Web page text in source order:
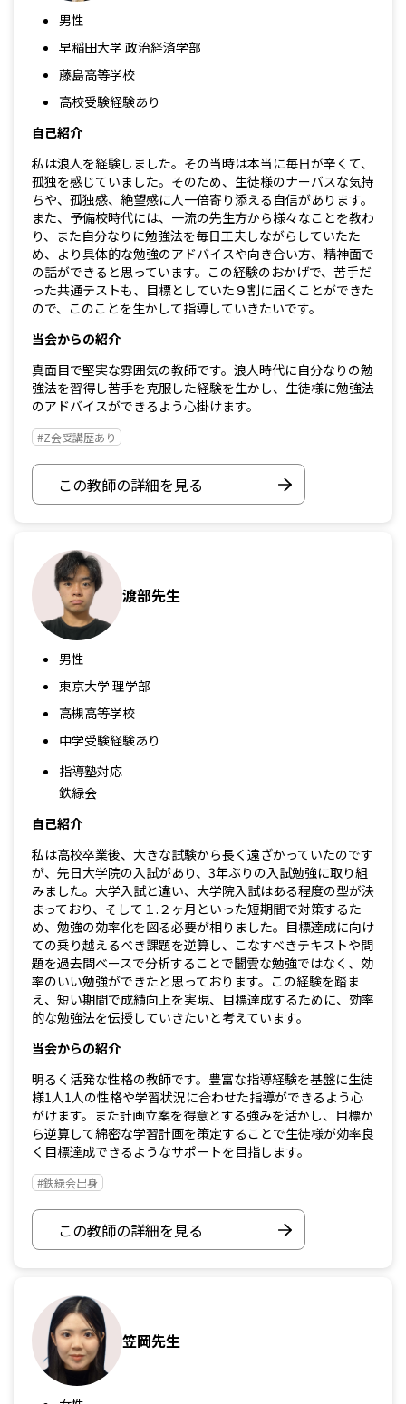
男性
早稲田大学 政治経済学部
藤島高等学校
高校受験経験あり
自己紹介
私は浪人を経験しました。その当時は本当に毎日が辛くて、
孤独を感じていました。そのため、生徒様のナーバスな気持
ちや、孤独感、絶望感に人一倍寄り添える自信があります。
また、予備校時代には、一流の先生方から様々なことを教わ
り、また自分なりに勉強法を毎日工夫しながらしていたた
め、より具体的な勉強のアドバイスや向き合い方、精神面で
の話ができると思っています。この経験のおかげで、苦手だ
った共通テストも、目標としていた９割に届くことができた
ので、このことを生かして指導していきたいです。
当会からの紹介
真面目で堅実な雰囲気の教師です。浪人時代に自分なりの勉
強法を習得し苦手を克服した経験を生かし、生徒様に勉強法
のアドバイスができるよう心掛けます。
#Z会受講歴あり
この教師の詳細を見る
渡部先生
男性
東京大学 理学部
高槻高等学校
中学受験経験あり
指導塾対応
鉄緑会
自己紹介
私は高校卒業後、大きな試験から長く遠ざかっていたのです
が、先日大学院の入試があり、3年ぶりの入試勉強に取り組
みました。大学入試と違い、大学院入試はある程度の型が決
まっており、そして１.２ヶ月といった短期間で対策するた
め、勉強の効率化を図る必要が相りました。目標達成に向け
ての乗り越えるべき課題を逆算し、こなすべきテキストや問
題を過去問ベースで分析することで闇雲な勉強ではなく、効
率のいい勉強ができたと思っております。この経験を踏ま
え、短い期間で成績向上を実現、目標達成するために、効率
的な勉強法を伝授していきたいと考えています。
当会からの紹介
明るく活発な性格の教師です。豊富な指導経験を基盤に生徒
様1人1人の性格や学習状況に合わせた指導ができるよう心
がけます。また計画立案を得意とする強みを活かし、目標か
ら逆算して綿密な学習計画を策定することで生徒様が効率良
く目標達成できるようなサポートを目指します。
#鉄緑会出身
この教師の詳細を見る
笠岡先生